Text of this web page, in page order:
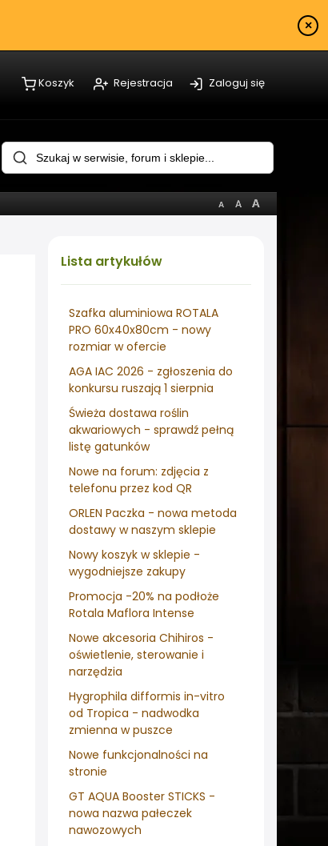
×
Koszyk Rejestracja Zaloguj się
Lista artykułów
Szafka aluminiowa ROTALA
PRO 60x40x80cm - nowy
rozmiar w ofercie
AGA IAC 2026 - zgłoszenia do
konkursu ruszają 1 sierpnia
Świeża dostawa roślin
akwariowych - sprawdź pełną
listę gatunków
Nowe na forum: zdjęcia z
telefonu przez kod QR
ORLEN Paczka - nowa metoda
dostawy w naszym sklepie
Nowy koszyk w sklepie -
wygodniejsze zakupy
Promocja -20% na podłoże
Rotala Maflora Intense
Nowe akcesoria Chihiros -
oświetlenie, sterowanie i
narzędzia
Hygrophila difformis in-vitro
od Tropica - nadwodka
zmienna w puszce
Nowe funkcjonalności na
stronie
GT AQUA Booster STICKS -
nowa nazwa pałeczek
nawozowych